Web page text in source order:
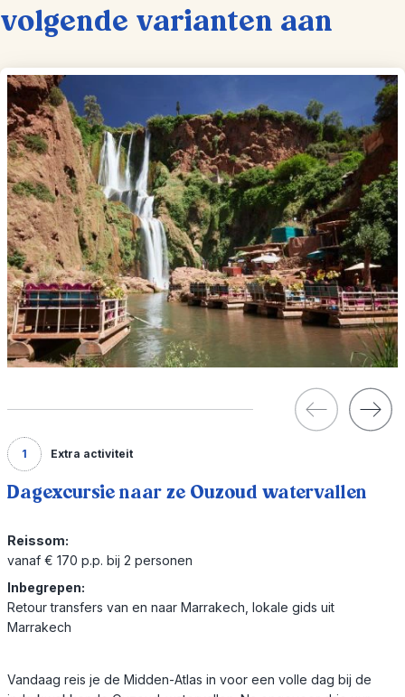
volgende varianten aan
1 Extra activiteit
Dagexcursie naar ze Ouzoud watervallen
Reissom:
vanaf € 170 p.p. bij 2 personen
Inbegrepen:
Retour transfers van en naar Marrakech, lokale gids uit
Marrakech
Vandaag reis je de Midden-Atlas in voor een volle dag bij de